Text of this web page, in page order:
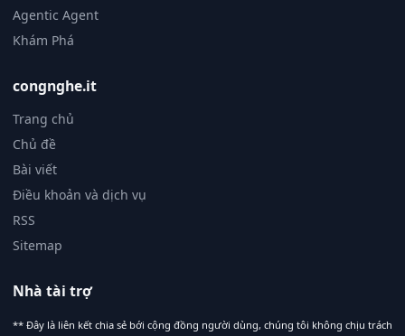
Agentic Agent
Khám Phá
congnghe.it
Trang chủ
Chủ đề
Bài viết
Điều khoản và dịch vụ
RSS
Sitemap
Nhà tài trợ
** Đây là liên kết chia sẻ bới cộng đồng người dùng, chúng tôi không chịu trách